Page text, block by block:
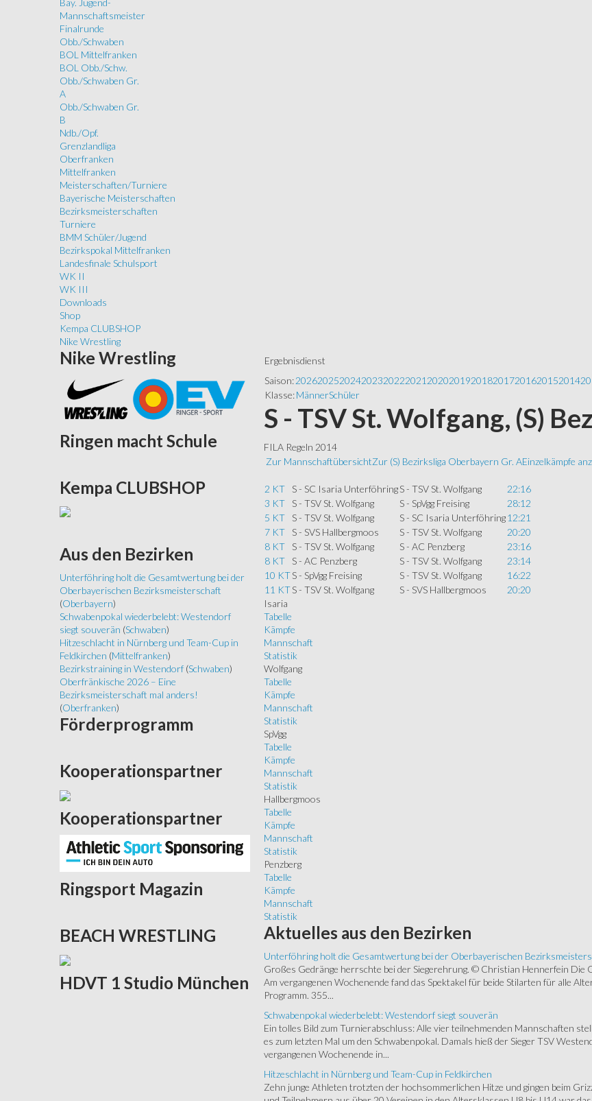
Bay. Jugend-
Mannschaftsmeister
Finalrunde
Obb./Schwaben
BOL Mittelfranken
BOL Obb./Schw.
Obb./Schwaben Gr.
A
Obb./Schwaben Gr.
B
Ndb./Opf.
Grenzlandliga
Oberfranken
Mittelfranken
Meisterschaften/Turniere
Bayerische Meisterschaften
Bezirksmeisterschaften
Turniere
BMM Schüler/Jugend
Bezirkspokal Mittelfranken
Landesfinale Schulsport
WK II
WK III
Downloads
Shop
Kempa CLUBSHOP
Nike Wrestling
Ergebnisdienst
Saison: 202620252024202320222021 2020201920182017201620152014
Klasse: MännerSchüler
S - TSV St. Wolfgang, (S)
FILA Regeln 2014
Zur MannschaftübersichtZur (S) Bezirksliga Oberbayern Gr. AEinzelkämpfe
2 KT S - SC Isaria Unterföhring S - TSV St. Wolfgang
22:16
3 KT
S - TSV St. Wolfgang S - SpVgg Freising
28:12
5 KT
S - TSV St. Wolfgang S - SC Isaria Unterföhring 12:21
7 KT
S - SVS Hallbergmoos S - TSV St. Wolfgang
20:20
8 KT
S - TSV St. Wolfgang S - AC Penzberg
23:16
8 KT
S - AC Penzberg S - TSV St. Wolfgang
23:14
10 KT S - SpVgg Freising S - TSV St. Wolfgang
16:22
11 KT S - TSV St. Wolfgang S - SVS Hallbergmoos
20:20
Isaria
Tabelle
Kämpfe
Mannschaft
Statistik
Wolfgang
Tabelle
Kämpfe
Mannschaft
Statistik
SpVgg
Tabelle
Kämpfe
Mannschaft
Statistik
Hallbergmoos
Tabelle
Kämpfe
Mannschaft
Statistik
Penzberg
Tabelle
Kämpfe
Mannschaft
Statistik
Aktuelles aus den Bezirken
Unterföhring holt die Gesamtwertung bei der Oberbayerischen
Großes Gedränge herrschte bei der Siegerehrung. © Christian Hennerfein
Am vergangenen Wochenende fand das Spektakel für beide Stilarten für alle
Programm. 355...
Schwabenpokal wiederbelebt: Westendorf siegt souverän
Ein tolles Bild zum Turnierabschluss: Alle vier teilnehmenden Mannschaften
es zum letzten Mal um den Schwabenpokal. Damals hieß der Sieger TSV
vergangenen Wochenende in...
Hitzeschlacht in Nürnberg und Team-Cup in Feldkirchen
Zehn junge Athleten trotzten der hochsommerlichen Hitze und gingen beim
Nike Wrestling
Ringen macht Schule
Kempa CLUBSHOP
Aus den Bezirken
Unterföhring holt die Gesamtwertung bei der
Oberbayerischen Bezirksmeisterschaft
(Oberbayern)
Schwabenpokal wiederbelebt: Westendorf
siegt souverän (Schwaben)
Hitzeschlacht in Nürnberg und Team-Cup in
Feldkirchen (Mittelfranken)
Bezirkstraining in Westendorf (Schwaben)
Oberfränkische 2026 – Eine
Bezirksmeisterschaft mal anders!
(Oberfranken)
Förderprogramm
Kooperationspartner
Kooperationspartner
Ringsport Magazin
BEACH WRESTLING
HDVT 1 Studio München